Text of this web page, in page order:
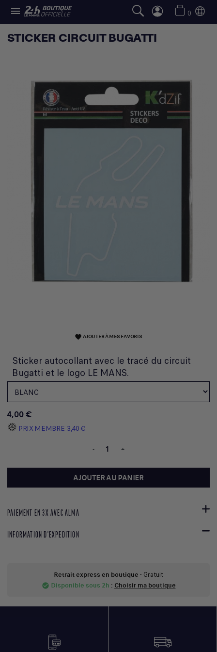
 0
STICKER CIRCUIT BUGATTI
favorite AJOUTER À MES FAVORIS
Sticker autocollant avec le tracé du circuit
Bugatti et le logo LE MANS.
4,00 €
PRIX MEMBRE 3,40 €
- +
AJOUTER AU PANIER
PAIEMENT EN 3X AVEC ALMA
INFORMATION D'EXPEDITION
Retrait express en boutique - Gratuit
check_circle Disponible sous 2h : Choisir ma boutique